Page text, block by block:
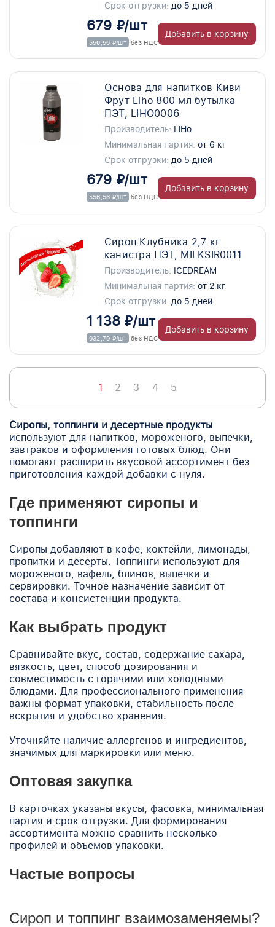
Срок отгрузки: до 5 дней
679 ₽/шт
556,56 ₽/шт без НДС
Добавить в корзину
Основа для напитков Киви
Фрут Liho 800 мл бутылка
ПЭТ, LIHO0006
Производитель: LiHo
Минимальная партия: от 6 кг
Срок отгрузки: до 5 дней
679 ₽/шт
556,56 ₽/шт без НДС
Добавить в корзину
Сироп Клубника 2,7 кг
канистра ПЭТ, MILKSIR0011
Производитель: ICEDREAM
Минимальная партия: от 2 кг
Срок отгрузки: до 5 дней
1 138 ₽/шт
932,79 ₽/шт без НДС
Добавить в корзину
1 2 3 4 5
Сиропы, топпинги и десертные продукты
используют для напитков, мороженого, выпечки,
завтраков и оформления готовых блюд. Они
помогают расширить вкусовой ассортимент без
приготовления каждой добавки с нуля.
Где применяют сиропы и
топпинги
Сиропы добавляют в кофе, коктейли, лимонады,
пропитки и десерты. Топпинги используют для
мороженого, вафель, блинов, выпечки и
сервировки. Точное назначение зависит от
состава и консистенции продукта.
Как выбрать продукт
Сравнивайте вкус, состав, содержание сахара,
вязкость, цвет, способ дозирования и
совместимость с горячими или холодными
блюдами. Для профессионального применения
важны формат упаковки, стабильность после
вскрытия и удобство хранения.
Уточняйте наличие аллергенов и ингредиентов,
значимых для маркировки или меню.
Оптовая закупка
В карточках указаны вкусы, фасовка, минимальная
партия и срок отгрузки. Для формирования
ассортимента можно сравнить несколько
профилей и объемов упаковки.
Частые вопросы
Сироп и топпинг взаимозаменяемы?